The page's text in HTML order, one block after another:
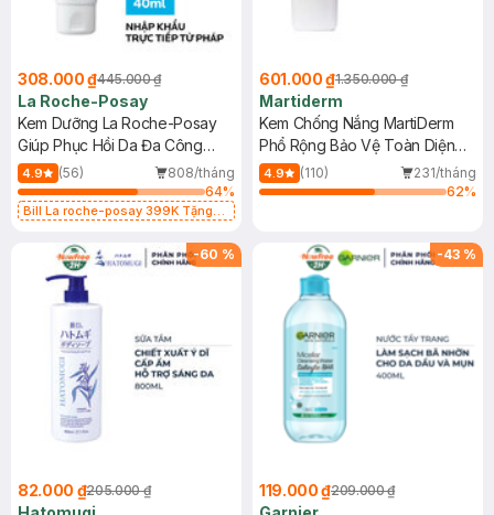
308.000 ₫445.000 ₫
La Roche-Posay
Kem Dưỡng La Roche-Posay
Giúp Phục Hồi Da Đa Công
Dụng 40ml
4.9 (56)
808/tháng
64%
Bill La roche-posay 399K Tặng
(SL có hạn)
601.000 ₫1.350.000 ₫
Martiderm
Kem Chống Nắng MartiDerm
Phổ Rộng Bảo Vệ Toàn Diện
40ml
4.9 (110)
231/tháng
62%
-60 %
82.000 ₫205.000 ₫
-43 %
119.000 ₫209.000 ₫